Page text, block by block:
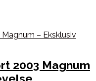
2003 Magnum